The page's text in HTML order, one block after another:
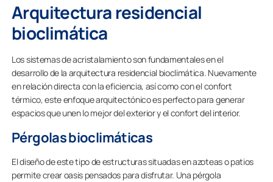
Arquitectura residencial
bioclimática
Los sistemas de acristalamiento son fundamentales en el
desarrollo de la arquitectura residencial bioclimática. Nuevamente
en relación directa con la eficiencia, así como con el confort
térmico, este enfoque arquitectónico es perfecto para generar
espacios que unen lo mejor del exterior y el confort del interior.
Pérgolas bioclimáticas
El diseño de este tipo de estructuras situadas en azoteas o patios
permite crear oasis pensados para disfrutar. Una pérgola